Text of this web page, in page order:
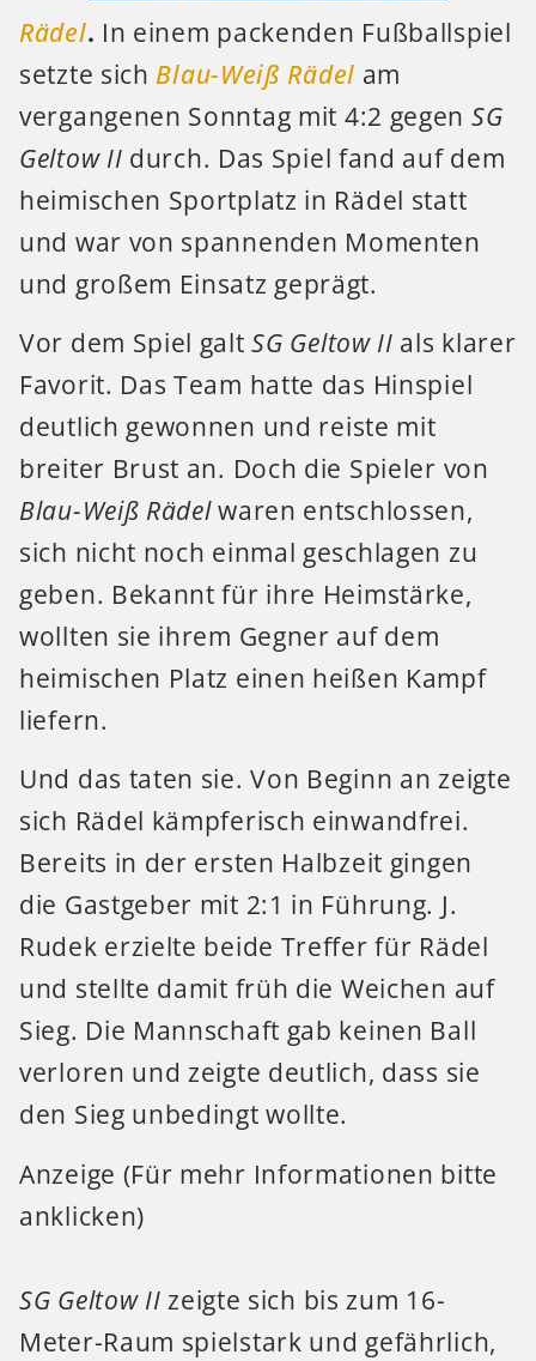
Rädel. In einem packenden Fußballspiel
setzte sich Blau-Weiß Rädel am
vergangenen Sonntag mit 4:2 gegen SG
Geltow II durch. Das Spiel fand auf dem
heimischen Sportplatz in Rädel statt
und war von spannenden Momenten
und großem Einsatz geprägt.
Vor dem Spiel galtSG Geltow II als klarer
Favorit. Das Team hatte das Hinspiel
deutlich gewonnen und reiste mit
breiter Brust an. Doch die Spieler von
Blau-Weiß Rädelwaren entschlossen,
sich nicht noch einmal geschlagen zu
geben. Bekannt für ihre Heimstärke,
wollten sie ihrem Gegner auf dem
heimischen Platz einen heißen Kampf
liefern.
Und das taten sie. Von Beginn an zeigte
sich Rädel kämpferisch einwandfrei.
Bereits in der ersten Halbzeit gingen
die Gastgeber mit 2:1 in Führung. J.
Rudek erzielte beide Treffer für Rädel
und stellte damit früh die Weichen auf
Sieg. Die Mannschaft gab keinen Ball
verloren und zeigte deutlich, dass sie
den Sieg unbedingt wollte.
Anzeige (Für mehr Informationen bitte
anklicken)
SG Geltow II zeigte sich bis zum 16-
Meter-Raum spielstark und gefährlich,